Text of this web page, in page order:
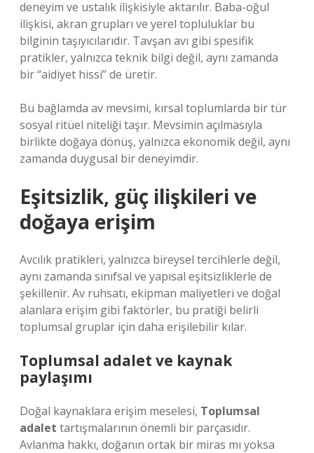
deneyim ve ustalık ilişkisiyle aktarılır. Baba-oğul
ilişkisi, akran grupları ve yerel topluluklar bu
bilginin taşıyıcılarıdır. Tavşan avı gibi spesifik
pratikler, yalnızca teknik bilgi değil, aynı zamanda
bir “aidiyet hissi” de üretir.
Bu bağlamda av mevsimi, kırsal toplumlarda bir tür
sosyal ritüel niteliği taşır. Mevsimin açılmasıyla
birlikte doğaya dönüş, yalnızca ekonomik değil, aynı
zamanda duygusal bir deneyimdir.
Eşitsizlik, güç ilişkileri ve
doğaya erişim
Avcılık pratikleri, yalnızca bireysel tercihlerle değil,
aynı zamanda sınıfsal ve yapısal eşitsizliklerle de
şekillenir. Av ruhsatı, ekipman maliyetleri ve doğal
alanlara erişim gibi faktörler, bu pratiği belirli
toplumsal gruplar için daha erişilebilir kılar.
Toplumsal adalet ve kaynak
paylaşımı
Doğal kaynaklara erişim meselesi, Toplumsal
adalet tartışmalarının önemli bir parçasıdır.
Avlanma hakkı, doğanın ortak bir miras mı yoksa